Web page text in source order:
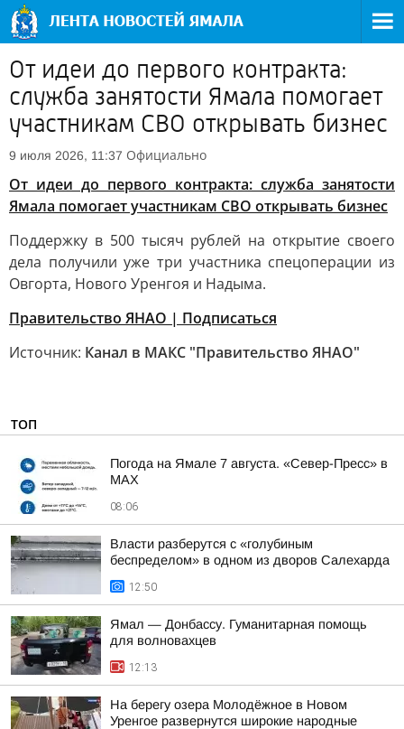
От идеи до первого контракта:
служба занятости Ямала помогает
участникам СВО открывать бизнес
9 июля 2026, 11:37 Официально
От идеи до первого контракта: служба занятости
Ямала помогает участникам СВО открывать бизнес
Поддержку в 500 тысяч рублей на открытие своего
дела получили уже три участника спецоперации из
Овгорта, Нового Уренгоя и Надыма.
Правительство ЯНАО | Подписаться
Источник: Канал в МАКС "Правительство ЯНАО"
ТОП
Погода на Ямале 7 августа. «Север-Пресс» в
MAX
08:06
Власти разберутся с «голубиным
беспределом» в одном из дворов Салехарда
12:50
Ямал — Донбассу. Гуманитарная помощь
для волновахцев
12:13
На берегу озера Молодёжное в Новом
Уренгое развернутся широкие народные